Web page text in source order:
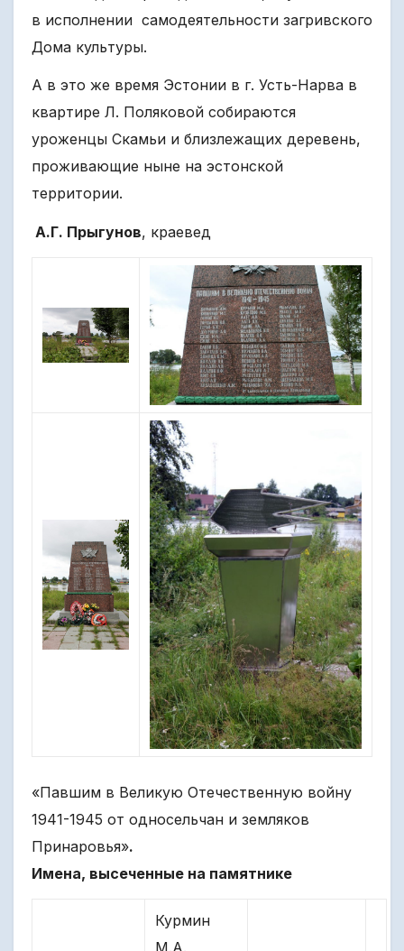
в исполнении самодеятельности загривского
Дома культуры.
А в это же время Эстонии в г. Усть-Нарва в
квартире Л. Поляковой собираются
уроженцы Скамьи и близлежащих деревень,
проживающие ныне на эстонской
территории.
А.Г. Прыгунов, краевед
«Павшим в Великую Отечественную войну
1941-1945 от односельчан и земляков
Принаровья».
Имена, высеченные на памятнике
Курмин
М.А.